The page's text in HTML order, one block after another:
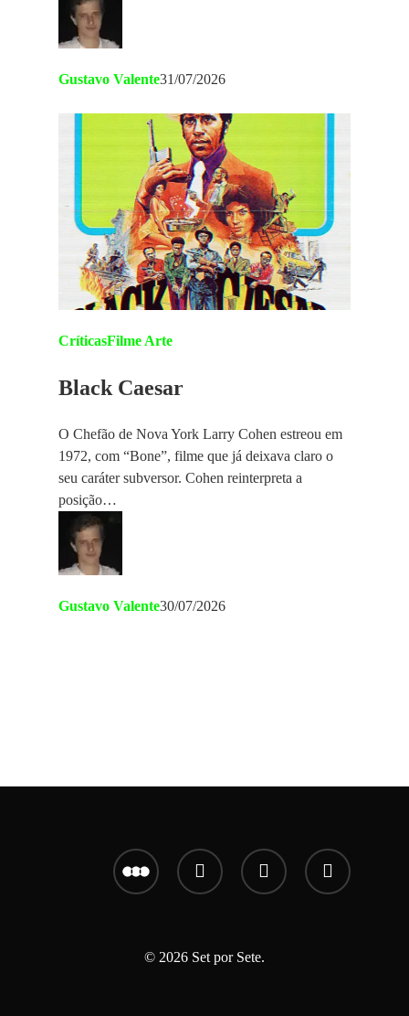
Gustavo Valente31/07/2026
CríticasFilme Arte
Black Caesar
O Chefão de Nova York Larry Cohen estreou em
1972, com “Bone”, filme que já deixava claro o
seu caráter subversor. Cohen reinterpreta a
posição…
Gustavo Valente30/07/2026
letterboxd youtube instagram email
© 2026 Set por Sete.